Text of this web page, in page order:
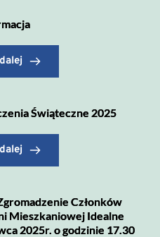
Świąteczne 2025
Członków
Mieszkaniowej Idealne
2025r. o godzinie 17.30